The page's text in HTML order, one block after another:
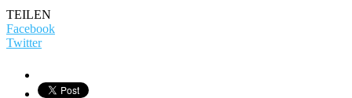
TEILEN
Facebook
Twitter